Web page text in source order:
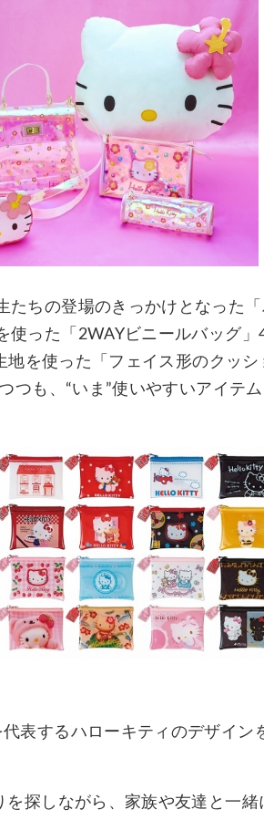
たちの登場のきっかけとなった
使った「2WAYビニールバッグ
を使った「フェイス形のクッ
も、“いま”使いやすいアイテム
表するハローキティのデザイン
を探しながら、家族や友達と一